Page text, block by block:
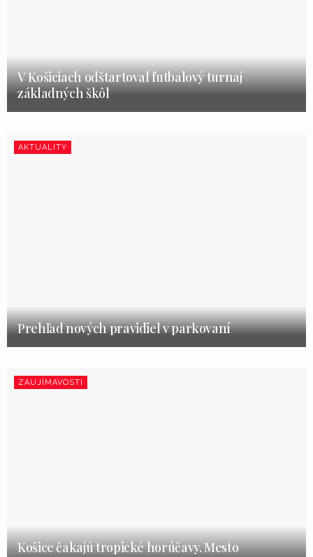
V Košiciach odštartoval futbalový turnaj
základných škôl
AKTUALITY
Prehľad nových pravidiel v parkovaní
ZAUJÍMAVOSTI
Košice čakajú tropické horúčavy. Mesto